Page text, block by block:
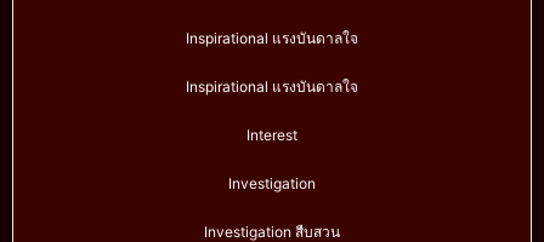
Inspirational แรงบันดาลใจ
Inspirational แรงบันดาลใจ
Interest
Investigation
Investigation สืบสวน